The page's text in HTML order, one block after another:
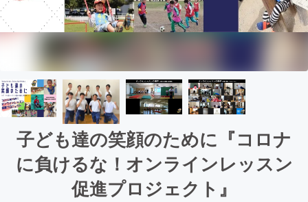
子ども達の笑顔のために『コロナ
に負けるな！オンラインレッスン
促進プロジェクト』